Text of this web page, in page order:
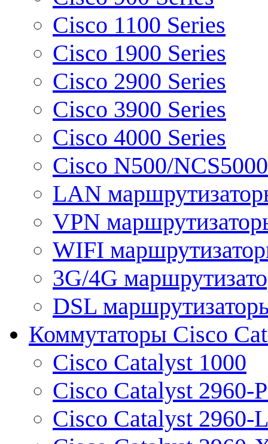
Cisco 1100 Series
Cisco 1900 Series
Cisco 2900 Series
Cisco 3900 Series
Cisco 4000 Series
Cisco N500/
LAN
VPN
WIFI
3G/4G
DSL
Коммутаторы Cisco
Cisco Catalyst 1000
Cisco Catalyst 2960-
Cisco Catalyst 2960-L